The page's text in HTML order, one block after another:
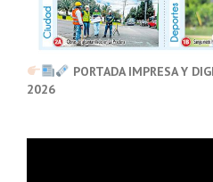
PORTADA IMPRESA Y
2026